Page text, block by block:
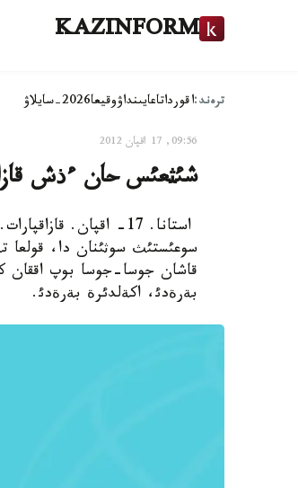
KAZINFORM
ترەند:اقورداتاعايىنداۋوقيعا2026-سايلاۋ
09:56, 17 اقپان 2012
شئثعئس حان ءذش
سوعئستئث سوثئنان دا، قولعا
قاشان جوسا-جوسا بوپ اققان
بةرةدئ، اكةلدئرة بةرةدئ.